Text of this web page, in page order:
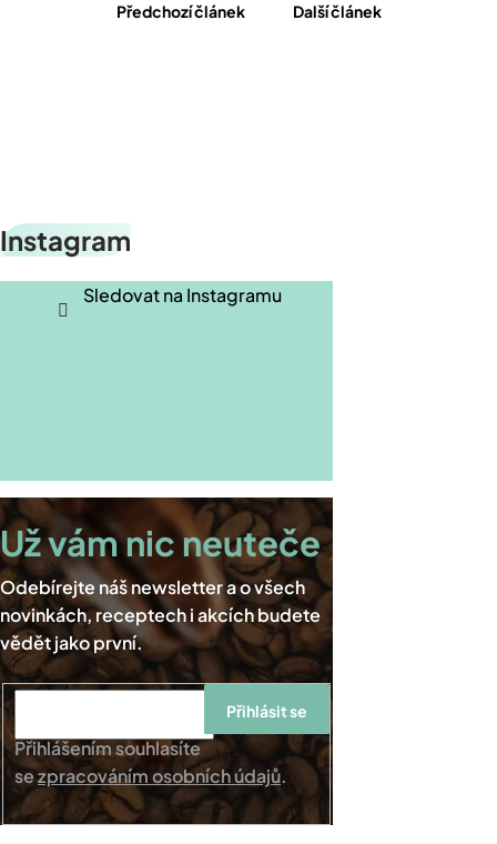
Předchozí článek Další článek
á
p
Instagram
Sledovat na Instagramu
Přihlášením souhlasíte
sezpracováním osobních údajů.
Přihlásit se